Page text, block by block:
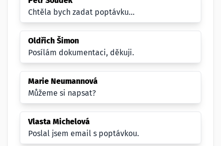
Chtěla bych zadat poptávku...
Oldřich Šimon
Posílám dokumentaci, děkuji.
Marie Neumannová
Můžeme si napsat?
Vlasta Michelová
Poslal jsem email s poptávkou.